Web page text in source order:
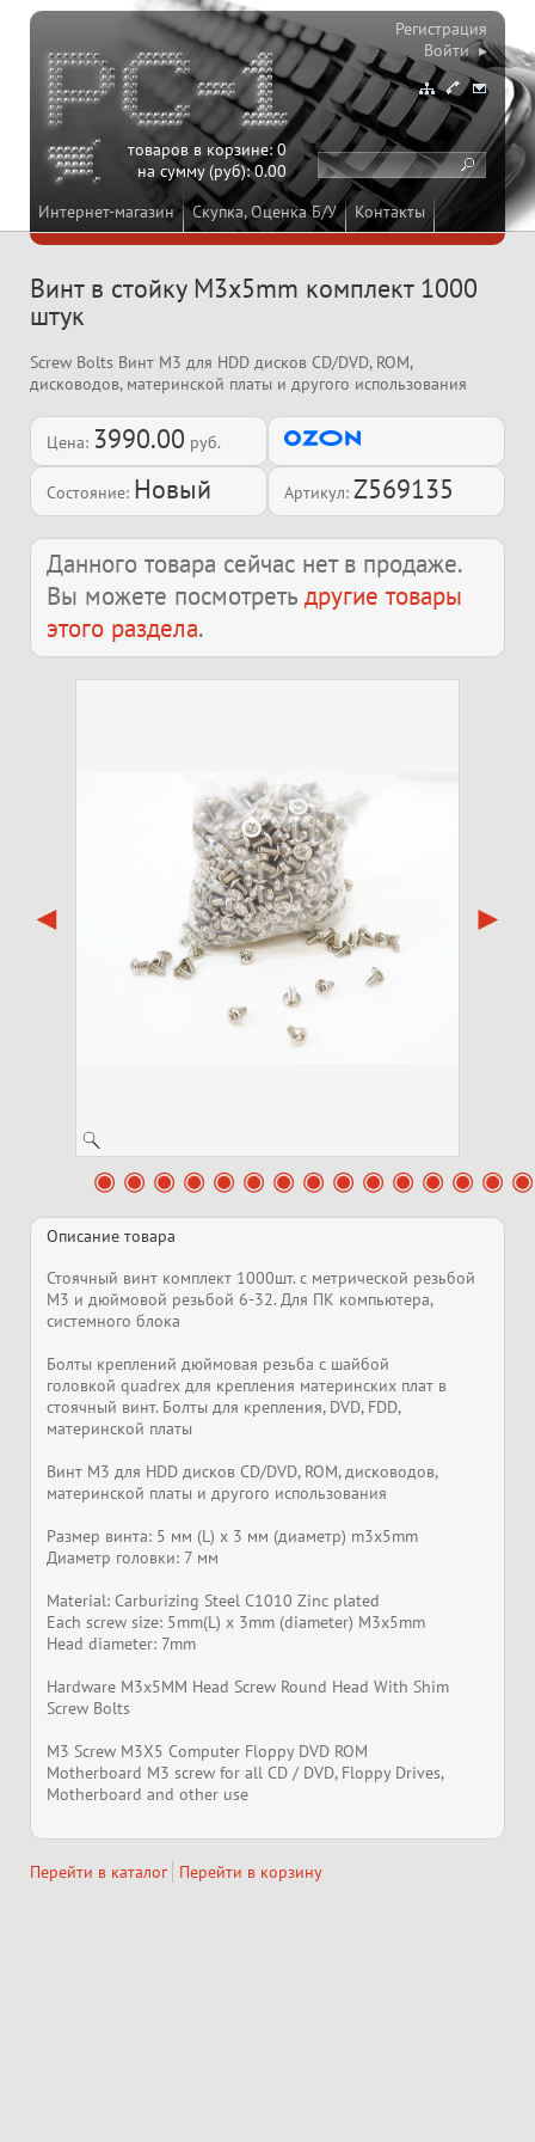
Интернет-магазин Скупка, Оценка Б/У Контакты
товаров в корзине:0
на сумму (руб):0.00
Регистрация
Войти ▸
Винт в стойку M3x5mm комплект 1000
штук
Screw Bolts Винт M3 для HDD дисков CD/DVD, ROM,
дисководов, материнской платы и другого использования
Цена: 3990.00 руб.
Состояние: Новый Артикул: Z569135
Данного товара сейчас нет в продаже.
Вы можете посмотреть другие товары
этого раздела.
Описание товара
Стоячный винт комплект 1000шт. c метрической резьбой
M3 и дюймовой резьбой 6-32. Для ПК компьютера,
системного блока
Болты креплений дюймовая резьба с шайбой
головкой quadrex для крепления материнских плат в
стоячный винт. Болты для крепления, DVD, FDD,
материнской платы
Винт M3 для HDD дисков CD/DVD, ROM, дисководов,
материнской платы и другого использования
Размер винта: 5 мм (L) x 3 мм (диаметр) m3x5mm
Диаметр головки: 7 мм
Material: Carburizing Steel C1010 Zinc plated
Each screw size: 5mm(L) x 3mm (diameter) M3x5mm
Head diameter: 7mm
Hardware M3x5MM Head Screw Round Head With Shim
Screw Bolts
M3 Screw M3X5 Computer Floppy DVD ROM
Motherboard M3 screw for all CD / DVD, Floppy Drives,
Motherboard and other use
Перейти в каталог Перейти в корзину